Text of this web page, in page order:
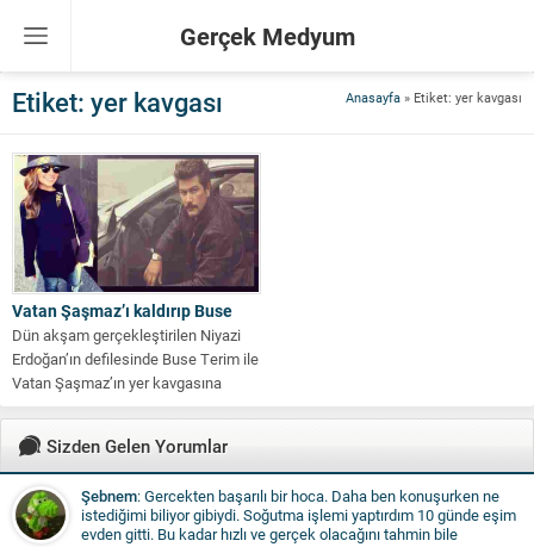
Gerçek Medyum
Anasayfa » Etiket: yer kavgası
Etiket: yer kavgası
Vatan Şaşmaz’ı kaldırıp Buse
Dün akşam gerçekleştirilen Niyazi
Erdoğan’ın defilesinde Buse Terim ile
Vatan Şaşmaz’ın yer kavgasına
tutuştukları ve...
Sizden Gelen Yorumlar
Şebnem: Gercekten başarılı bir hoca. Daha ben konuşurken ne
istediğimi biliyor gibiydi. Soğutma işlemi yaptırdım 10 günde eşim
evden gitti. Bu kadar hızlı ve gerçek olacağını tahmin bile